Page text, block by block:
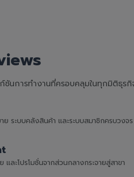
นการทำงานที่ครอบคลุมในทุกมิติธุรกิ
ย ระบบคลังสินค้า และระบบสมาชิกครบวงจร
และโปรโมชั่นจากส่วนกลางกระจายสู่สาขา